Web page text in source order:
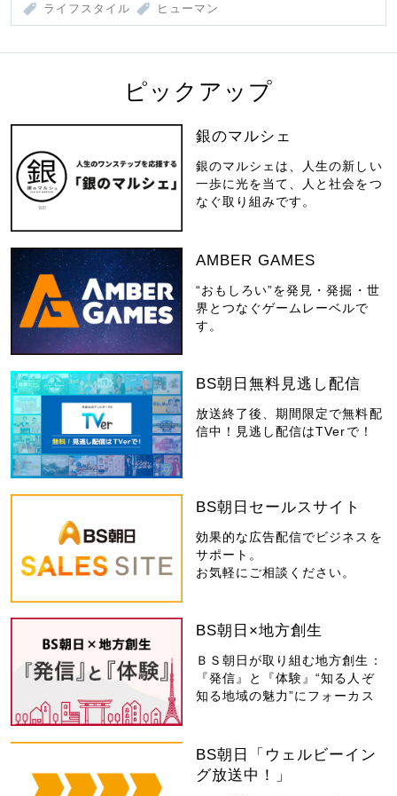
ライフスタイル ヒューマン
ピックアップ
銀のマルシェ
銀のマルシェは、人生の新しい
一歩に光を当て、人と社会をつ
なぐ取り組みです。
AMBER GAMES
“おもしろい”を発見・発掘・世
界とつなぐゲームレーベルで
す。
BS朝日無料見逃し配信
放送終了後、期間限定で無料配
信中！見逃し配信はTVerで！
BS朝日セールスサイト
効果的な広告配信でビジネスを
サポート。
お気軽にご相談ください。
BS朝日×地方創生
ＢＳ朝日が取り組む地方創生：
『発信』と『体験』“知る人ぞ
知る地域の魅力”にフォーカス
BS朝日「ウェルビーイン
グ放送中！」